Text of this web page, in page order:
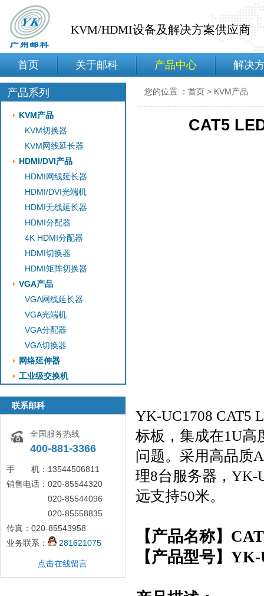
KVM/HDMI设备及解决方案供应商
首页 关于邮科 产品中心 解决
产品系列
KVM产品
KVM切换器
KVM网线延长器
HDMI/DVI产品
HDMI网线延长器
HDMI/DVI光端机
HDMI无线延长器
HDMI分配器
4K HDMI分配器
HDMI切换器
HDMI矩阵切换器
VGA产品
VGA网线延长器
VGA光端机
VGA分配器
VGA切换器
网络延伸器
工业级交换机
联系邮科
全国服务热线
400-881-3366
手 机：13544506811
销售电话：020-85544320
020-85544096
020-85558835
传真：020-85543958
业务联系：
281621075
点击在线留言
您的位置 ： 首页 > KVM产品
CAT5
YK-UC1708 CAT5
标板，集成在1U高
问题。采用高品质A
理8台服务器，YK-
远支持50米。
【产品名称】
【产品型号】 YK-